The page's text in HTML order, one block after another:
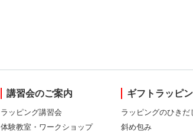
講習会のご案内
ラッピング講習会
体験教室・ワークショップ
ギフトラッピ
ラッピングのひきだ
斜め包み